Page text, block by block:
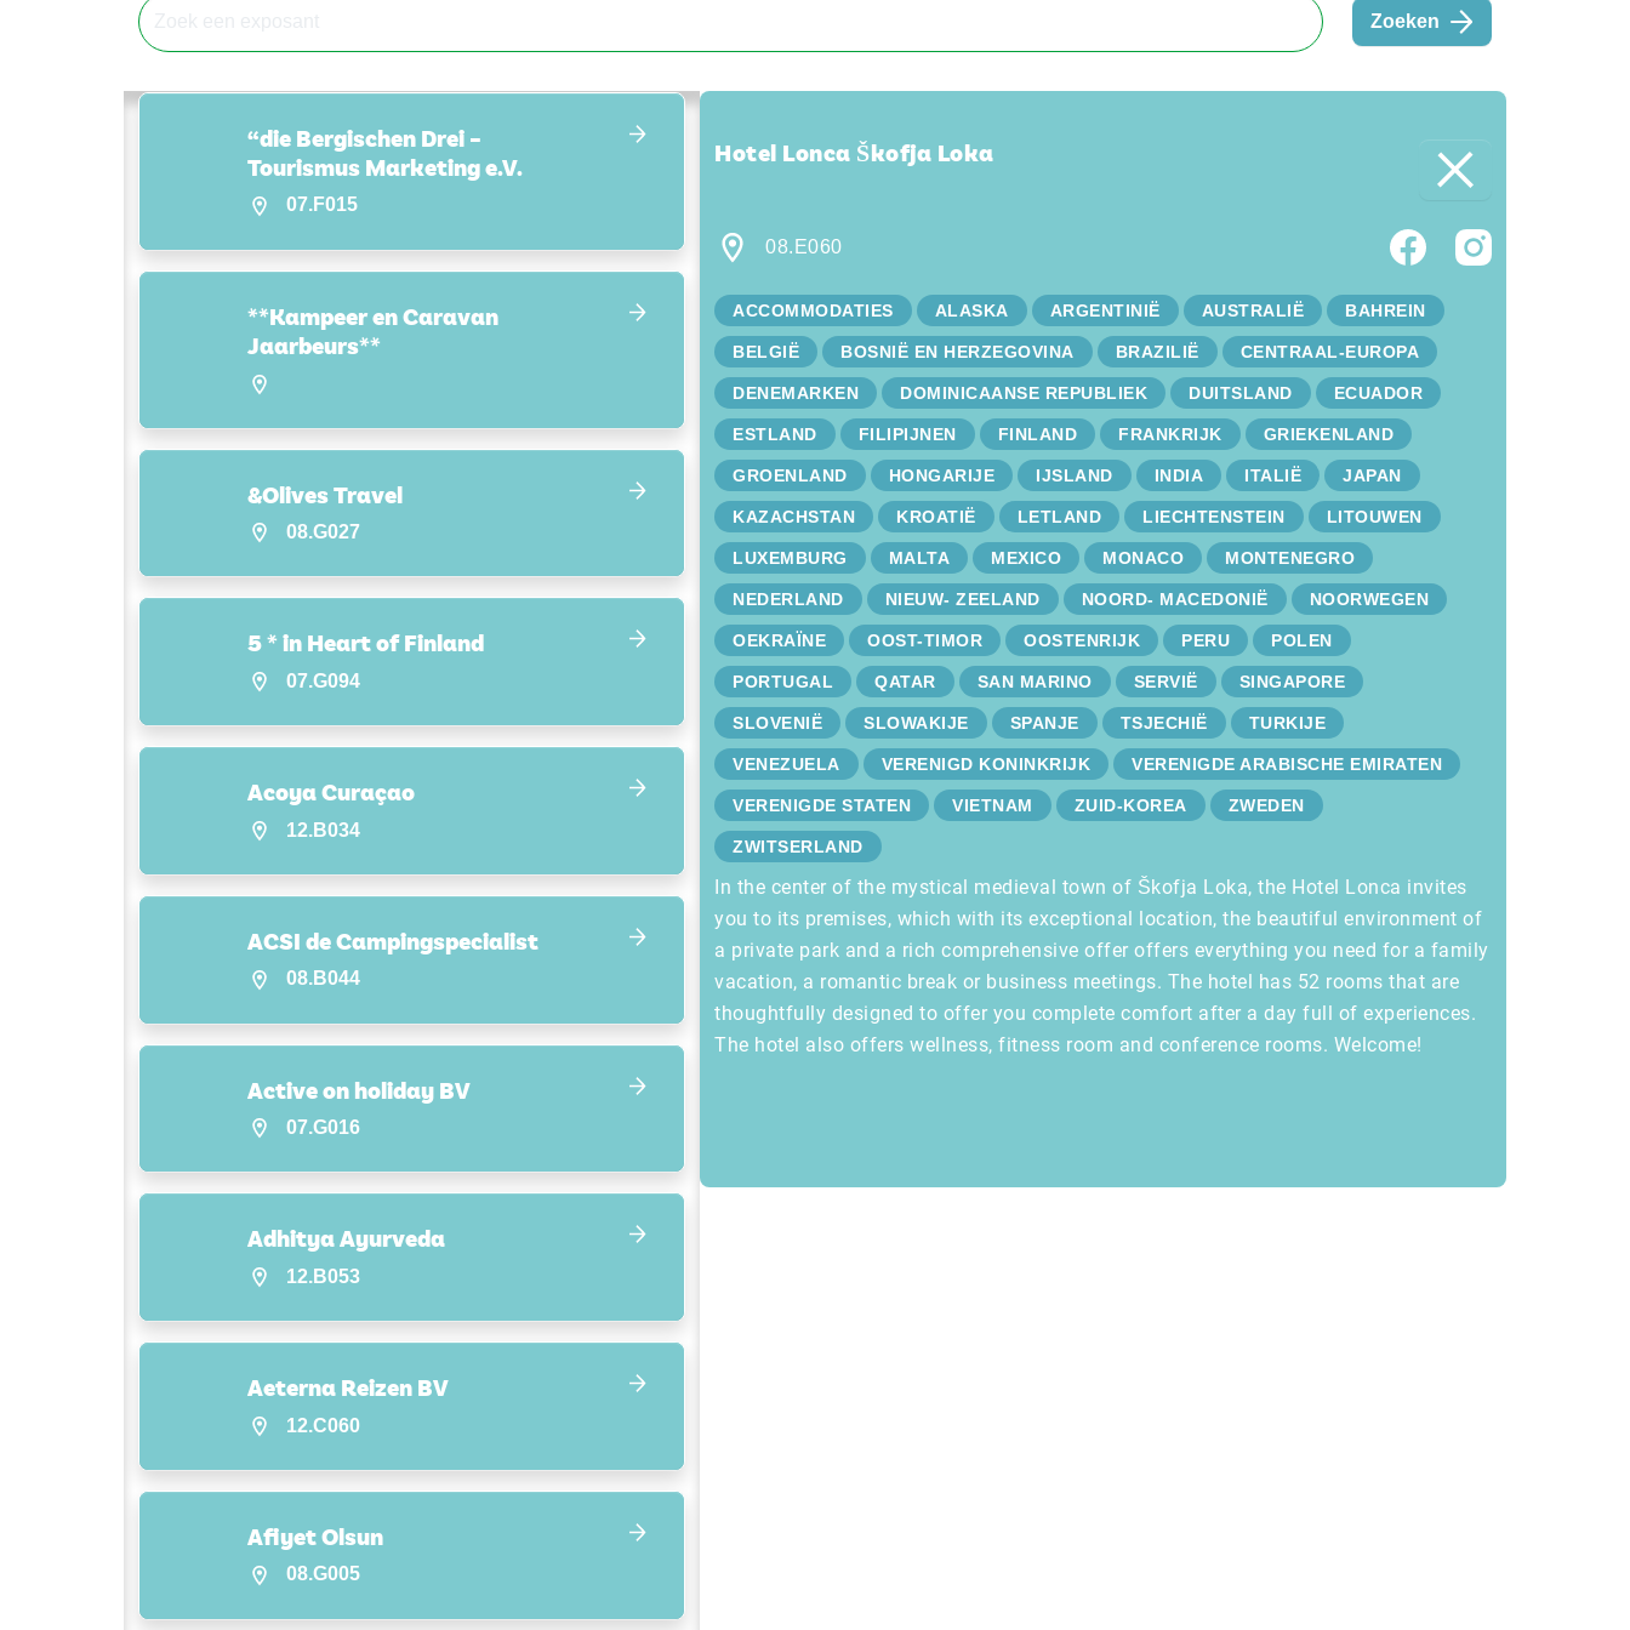
Zoeken
“die Bergischen Drei –
Tourismus Marketing e.V.
07.F015
**Kampeer en Caravan
Jaarbeurs**
&Olives Travel
08.G027
5 * in Heart of Finland
07.G094
Acoya Curaçao
12.B034
ACSI de Campingspecialist
08.B044
Active on holiday BV
07.G016
Adhitya Ayurveda
12.B053
Aeterna Reizen BV
12.C060
Afiyet Olsun
08.G005
Hotel Lonca Škofja Loka
08.E060
ACCOMMODATIES ALASKA ARGENTINIË AUSTRALIË BAHREIN
BELGIË BOSNIË EN HERZEGOVINA BRAZILIË CENTRAAL-EUROPA
DENEMARKEN DOMINICAANSE REPUBLIEK DUITSLAND ECUADOR
ESTLAND FILIPIJNEN FINLAND FRANKRIJK GRIEKENLAND
GROENLAND HONGARIJE IJSLAND INDIA ITALIË JAPAN
KAZACHSTAN KROATIË LETLAND LIECHTENSTEIN LITOUWEN
LUXEMBURG MALTA MEXICO MONACO MONTENEGRO
NEDERLAND NIEUW- ZEELAND NOORD- MACEDONIË NOORWEGEN
OEKRAÏNE OOST-TIMOR OOSTENRIJK PERU POLEN
PORTUGAL QATAR SAN MARINO SERVIË SINGAPORE
SLOVENIË SLOWAKIJE SPANJE TSJECHIË TURKIJE
VENEZUELA VERENIGD KONINKRIJK VERENIGDE ARABISCHE EMIRATEN
VERENIGDE STATEN VIETNAM ZUID-KOREA ZWEDEN
ZWITSERLAND
In the center of the mystical medieval town of Škofja Loka, the Hotel Lonca invites
you to its premises, which with its exceptional location, the beautiful environment of
a private park and a rich comprehensive offer offers everything you need for a family
vacation, a romantic break or business meetings. The hotel has 52 rooms that are
thoughtfully designed to offer you complete comfort after a day full of experiences.
The hotel also offers wellness, fitness room and conference rooms. Welcome!